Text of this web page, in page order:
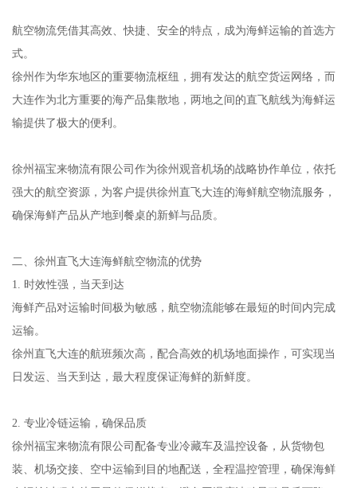
航空物流凭借其高效、快捷、安全的特点，成为海鲜运输的首选方
式。
徐州作为华东地区的重要物流枢纽，拥有发达的航空货运网络，而
大连作为北方重要的海产品集散地，两地之间的直飞航线为海鲜运
输提供了极大的便利。
徐州福宝来物流有限公司作为徐州观音机场的战略协作单位，依托
强大的航空资源，为客户提供徐州直飞大连的海鲜航空物流服务，
确保海鲜产品从产地到餐桌的新鲜与品质。
二、徐州直飞大连海鲜航空物流的优势
1. 时效性强，当天到达
海鲜产品对运输时间极为敏感，航空物流能够在最短的时间内完成
运输。
徐州直飞大连的航班频次高，配合高效的机场地面操作，可实现当
日发运、当天到达，最大程度保证海鲜的新鲜度。
2. 专业冷链运输，确保品质
徐州福宝来物流有限公司配备专业冷藏车及温控设备，从货物包
装、机场交接、空中运输到目的地配送，全程温控管理，确保海鲜